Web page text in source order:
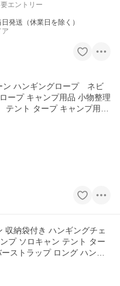
要エントリー
発送（休業日を除く）
ア
ン ハンギングロープ ネビ
品 小物整理
ント タープ キャンプ用具
収納袋付き ハンギングチェ
ト ター
ストラップ ロング ハンギ